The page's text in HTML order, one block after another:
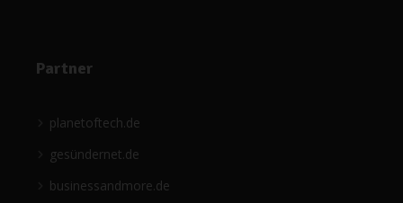
Partner
planetoftech.de
gesündernet.de
businessandmore.de